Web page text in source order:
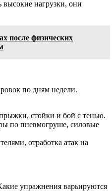
высокие нагрузки, они
после физических
по дням недели.
стойки и бой с тенью.
по пневмогруше, силовые
отработка атак на
упражнения варьируются